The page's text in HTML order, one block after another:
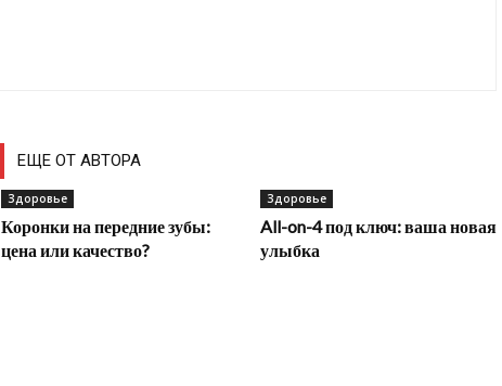
ЕЩЕ ОТ АВТОРА
Здоровье
Коронки на передние зубы:
цена или качество?
Здоровье
All-on-4 под ключ: ваша новая
улыбка